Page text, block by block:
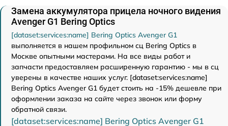
Замена аккумулятора прицела ночного видения
Avenger G1 Bering Optics
[dataset:services:name] Bering Optics Avenger G1
выполняется в нашем профильном сц Bering Optics в
Москве опытными мастерами. На все виды работ и
запчасти предоставляем расширенную гарантию - мы в сц
уверены в качестве наших услуг. [dataset:services:name]
Bering Optics Avenger G1 будет стоить на -15% дешевле при
оформлении заказа на сайте через звонок или форму
обратной связи.
[dataset:services:name] Bering Optics Avenger G1